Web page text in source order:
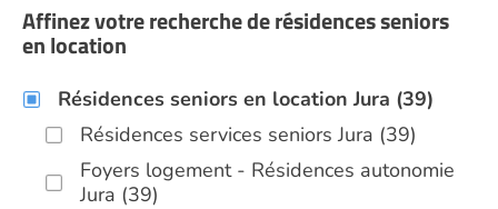
Affinez votre recherche de résidences seniors
en location
Résidences seniors en location Jura (39)
Résidences services seniors Jura (39)
Foyers logement - Résidences autonomie
Jura (39)